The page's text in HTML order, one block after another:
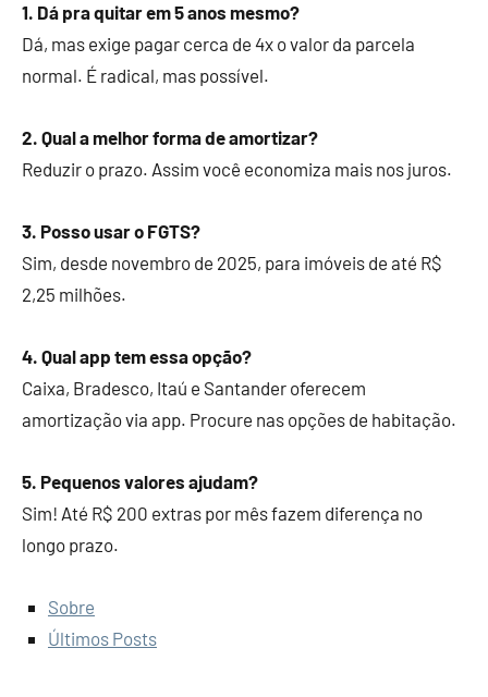
1. Dá pra quitar em 5 anos mesmo?
Dá, mas exige pagar cerca de 4x o valor da parcela
normal. É radical, mas possível.
2. Qual a melhor forma de amortizar?
Reduzir o prazo. Assim você economiza mais nos juros.
3. Posso usar o FGTS?
Sim, desde novembro de 2025, para imóveis de até R$
2,25 milhões.
4. Qual app tem essa opção?
Caixa, Bradesco, Itaú e Santander oferecem
amortização via app. Procure nas opções de habitação.
5. Pequenos valores ajudam?
Sim! Até R$ 200 extras por mês fazem diferença no
longo prazo.
Sobre
Últimos Posts